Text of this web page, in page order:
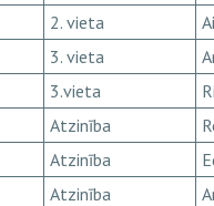
2. vieta
3. vieta
3.vieta
Atzinība
Atzinība
Atzinība